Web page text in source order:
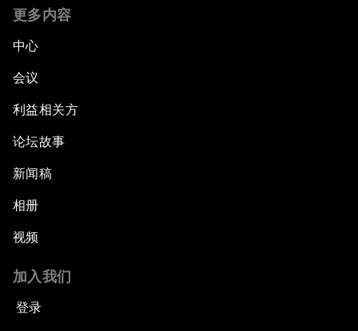
更多内容
中心
会议
利益相关方
论坛故事
新闻稿
相册
视频
加入我们
登录